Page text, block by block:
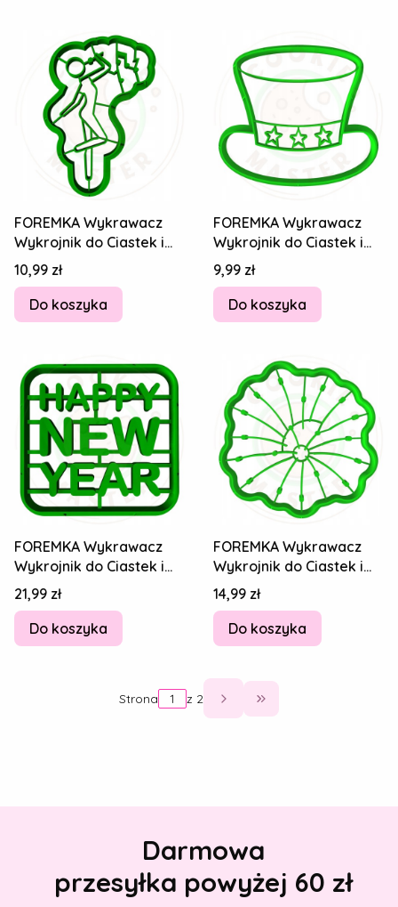
FOREMKA Wykrawacz
Wykrojnik do Ciastek i
Pierników SYLWESTER -
Karaoke 8cm
Cena
10,99 zł
Do koszyka
FOREMKA Wykrawacz
Wykrojnik do Ciastek i
Pierników SYLWESTER -
Kapelusz 8cm
Cena
9,99 zł
Do koszyka
FOREMKA Wykrawacz
Wykrojnik do Ciastek i
Pierników SYLWESTER
Happy New Year
Cena
21,99 zł
Do koszyka
FOREMKA Wykrawacz
Wykrojnik do Ciastek i
Pierników SYLWESTER -
Fajerwerki
Cena
14,99 zł
Do koszyka
Strona z 2 Przejdź do
Darmowa
przesyłka powyżej 60 zł